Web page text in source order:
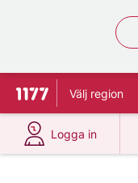
Till startsidan för
Välj region
Logga in
på 1177.se